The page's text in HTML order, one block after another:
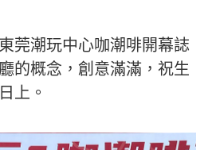
莞潮玩中心咖潮啡開幕誌
的概念，創意滿滿，祝生
上。